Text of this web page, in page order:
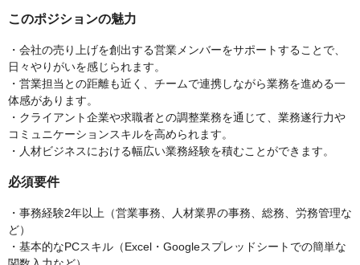
このポジションの魅力
・会社の売り上げを創出する営業メンバーをサポートすることで、
日々やりがいを感じられます。
・営業担当との距離も近く、チームで連携しながら業務を進める一
体感があります。
・クライアント企業や求職者との調整業務を通じて、業務遂行力や
コミュニケーションスキルを高められます。
・人材ビジネスにおける幅広い業務経験を積むことができます。
必須要件
・事務経験2年以上（営業事務、人材業界の事務、総務、労務管理な
ど）
・基本的なPCスキル（Excel・Googleスプレッドシートでの簡単な